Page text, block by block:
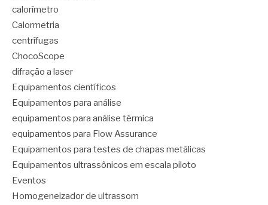
calorímetro
Calormetria
centrífugas
ChocoScope
difração a laser
Equipamentos científicos
Equipamentos para análise
equipamentos para análise térmica
equipamentos para Flow Assurance
Equipamentos para testes de chapas metálicas
Equipamentos ultrassônicos em escala piloto
Eventos
Homogeneizador de ultrassom